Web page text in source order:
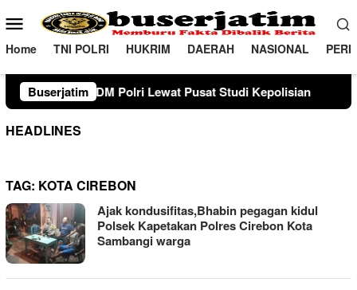
ke
konten
Menu
Mobile
Home TNI POLRI HUKRIM DAERAH NASIONAL
Buserjatim
Polri Lewat Pusat Studi Kepolisian 28 Tahun
HEADLINES
TAG: KOTA CIREBON
Ajak kondusifitas,Bhabin pegagan kidul
Polsek Kapetakan Polres Cirebon Kota
Sambangi warga